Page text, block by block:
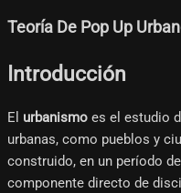
Teoría De Pop Up
Introducción
El urbanismo es el estudio
urbanas, como pueblos y
construido, en un período
componente directo de